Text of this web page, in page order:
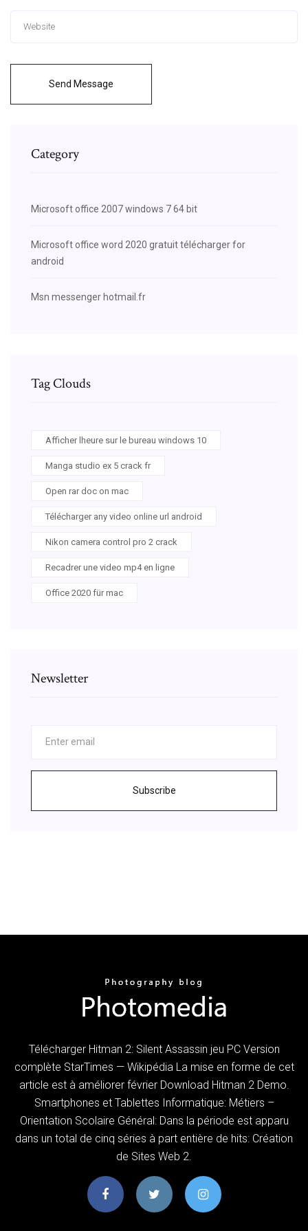
Send Message
Category
Microsoft office 2007 windows 7 64 bit
Microsoft office word 2020 gratuit télécharger for
android
Msn messenger hotmail.fr
Tag Clouds
Afficher lheure sur le bureau windows 10
Manga studio ex 5 crack fr
Open rar doc on mac
Télécharger any video online url android
Nikon camera control pro 2 crack
Recadrer une video mp4 en ligne
Office 2020 für mac
Newsletter
Subscribe
Télécharger Hitman 2: Silent Assassin jeu PC Version
complète StarTimes — Wikipédia La mise en forme de cet
article est à améliorer février Download Hitman 2 Demo.
Smartphones et Tablettes Informatique: Métiers –
Orientation Scolaire Général: Dans la période est apparu
dans un total de cinq séries à part entière de hits: Création
de Sites Web 2.